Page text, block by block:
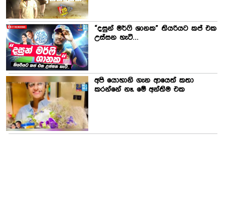
“දසුන් මර්ෆි ශානක” තියරියට කප් එක
උස්සන හැටි…
අපි යොහානි ගැන ආයෙත් කතා
කරන්නේ නෑ. මේ අන්තිම එක